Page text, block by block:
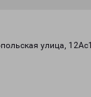
улица, 12Ас1